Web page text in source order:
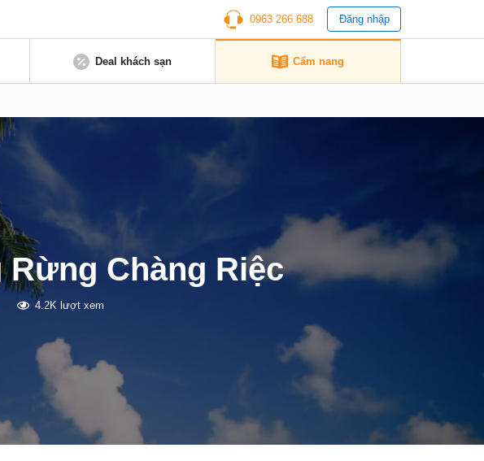
0963 266 688 Đăng nhập
Deal khách sạn Cẩm nang
Chàng Riệc
4.2K lượt xem